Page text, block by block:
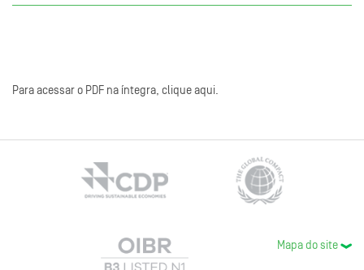
Para acessar o PDF na íntegra, clique aqui.
Mapa do site